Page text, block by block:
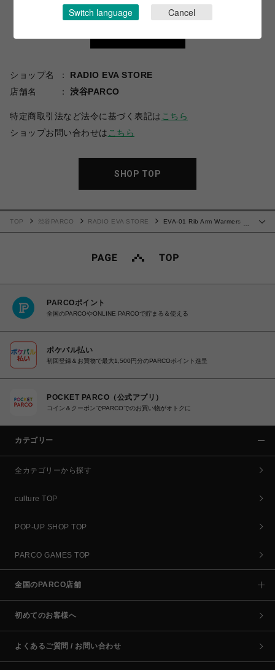
ショップ名
RADIO EVA STORE
店舗名
渋谷PARCO
特定商取引法など法令に基づく表記は こちら
ショップお問い合わせは こちら
SHOP TOP
TOP 渋谷PARCO RADIO EVA STORE
EVA-01 Rib Arm Warmers
PARCOポイント
全国のPARCOやONLINE PARCOで貯まる＆使える
ポケパル払い
初回登録＆お買物で最大1,500円分のPARCOポイント進呈
POCKET PARCO（公式アプリ）
コイン＆クーポンでPARCOでのお買い物がオトクに
カテゴリー
全カテゴリーから探す
culture TOP
POP-UP SHOP TOP
PARCO GAMES TOP
全国のPARCO店舗
初めてのお客様へ
よくあるご質問 / お問い合わせ
Switch language Cancel